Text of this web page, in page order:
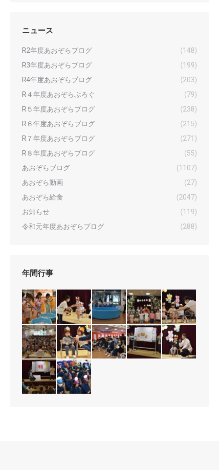
ニュース
R2年度あおぞらブログ
(148)
R3年度あおぞらブログ
(199)
R4年度あおぞらブログ
(203)
R４年度あおぞらぶろぐ
(79)
R５年度あおぞらブログ
(238)
R６年度あおぞらブログ
(215)
R７年度あおぞらブログ
(271)
R８年度あおぞらブログ
(55)
あおぞらブログ
(1107)
あおぞら動画
(27)
あおぞら給食
(2047)
お知らせ
(119)
令和元年度あおぞらブログ
(288)
年間行事